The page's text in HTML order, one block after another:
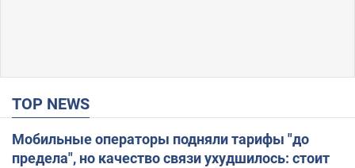
TOP NEWS
Мобильные операторы подняли тарифы "до
предела", но качество связи ухудшилось: стоит